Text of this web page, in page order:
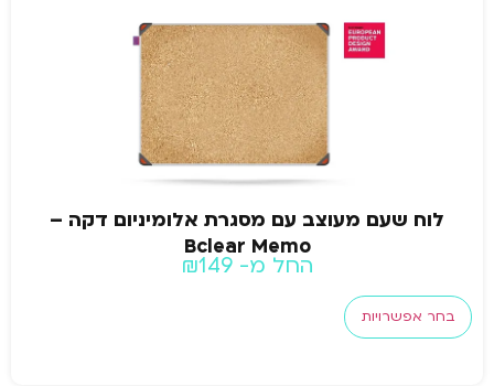
לוח שעם מעוצב עם מסגרת אלומיניום דקה –
Bclear Memo
החל מ- ₪149
בחר אפשרויות